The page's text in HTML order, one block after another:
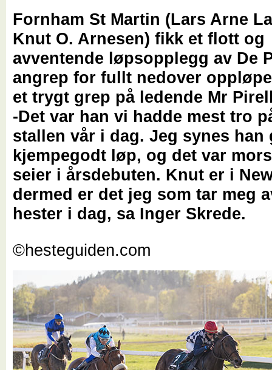
Fornham St Martin (Lars Arne
Knut O. Arnesen) fikk et flott og
avventende løpsopplegg av De
angrep for fullt nedover
et trygt grep på ledende Mr
-Det var han vi hadde mest tro
stallen vår i dag. Jeg synes han
kjempegodt løp, og det var
seier i årsdebuten. Knut er i
dermed er det jeg som tar meg
hester i dag, sa Inger Skrede.
©hesteguiden.com